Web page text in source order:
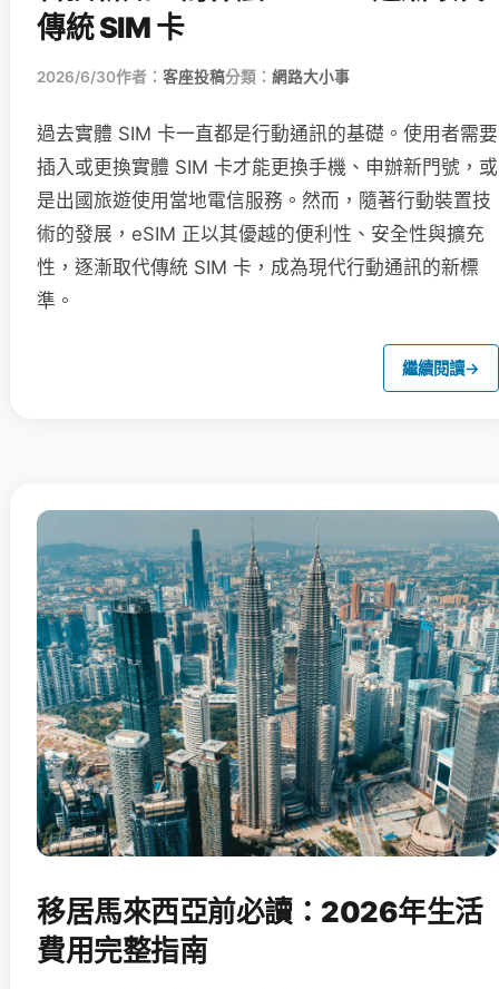
傳統 SIM 卡
2026/6/30作者： 客座投稿分類： 網路大小事
過去實體 SIM 卡一直都是行動通訊的基礎。使用者需要
插入或更換實體 SIM 卡才能更換手機、申辦新門號，或
是出國旅遊使用當地電信服務。然而，隨著行動裝置技
術的發展，eSIM 正以其優越的便利性、安全性與擴充
性，逐漸取代傳統 SIM 卡，成為現代行動通訊的新標
準。
繼續閱讀→
移居馬來西亞前必讀：2026年生活
費用完整指南